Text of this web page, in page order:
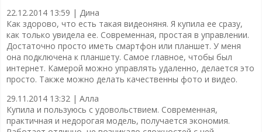
22.12.2014 13:59 | Дина
Как здорово, что есть такая видеоняня. Я купила ее сразу,
как только увидела ее. Современная, простая в управлении.
Достаточно просто иметь смартфон или планшет. У меня
она подключена к планшету. Самое главное, чтобы был
интернет. Камерой можно управлять удаленно, делается это
просто. Также можно делать качественны фото и видео.
29.11.2014 13:32 | Алла
Купила и пользуюсь с удовольствием. Современная,
практичная и недорогая модель, получается экономия.